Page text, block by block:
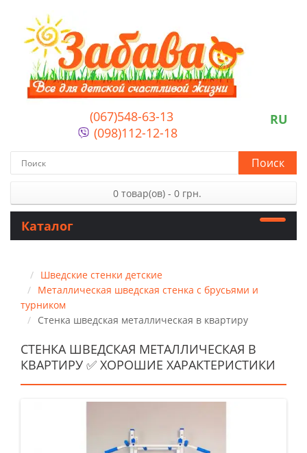
(067)548-63-13
(098)112-12-18
RU
Поиск
0 товар(ов) - 0 грн.
Каталог
Шведские стенки детские
Металлическая шведская стенка с брусьями и
турником
Стенка шведская металлическая в квартиру
СТЕНКА ШВЕДСКАЯ МЕТАЛЛИЧЕСКАЯ В
КВАРТИРУ ✅ ХОРОШИЕ ХАРАКТЕРИСТИКИ